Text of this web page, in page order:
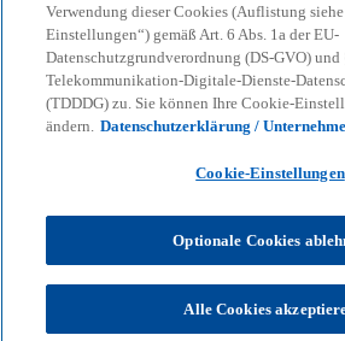
Transformation.
KPMG Dienstleistungen Advisory
Lighthouse Germany
Technology-
Bis 2027 müssen Unternehmen
ECC-System auf das neue SAP-S/
umstellen. Allerdings sind die
IT-Abteilung und die
knappen Ressourcensituation
Verwendung dieser Cookies (Auflistung
Einstellungen“) gemäß Art. 6 Abs. 1a der EU-
Datenschutzgrundverordnung (DS-GVO) und
Telekommunikation-Digitale-Dienste-
(TDDDG) zu. Sie können Ihre Cookie-
ändern. Datenschutzerklärung /
Cookie-Einstellungen
Optionale Cookies
Alle Cookies